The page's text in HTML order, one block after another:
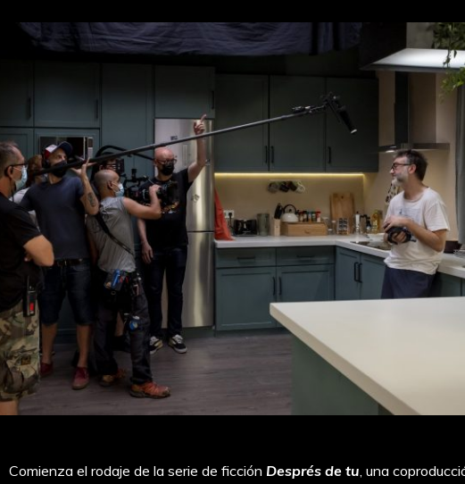
Comienza el rodaje de la serie de ficción Després de tu , una